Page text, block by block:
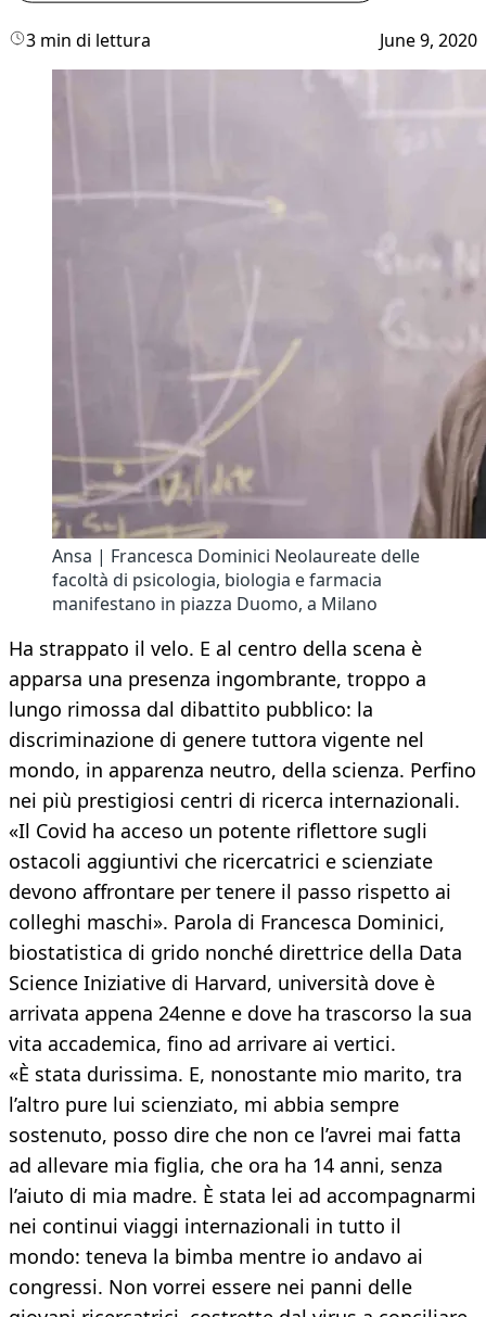
3 min di lettura June 9, 2020
Ansa | Francesca Dominici Neolaureate delle
facoltà di psicologia, biologia e farmacia
manifestano in piazza Duomo, a Milano
Ha strappato il velo. E al centro della scena è
apparsa una presenza ingombrante, troppo a
lungo rimossa dal dibattito pubblico: la
discriminazione di genere tuttora vigente nel
mondo, in apparenza neutro, della scienza. Perfino
nei più prestigiosi centri di ricerca internazionali.
«Il Covid ha acceso un potente riflettore sugli
ostacoli aggiuntivi che ricercatrici e scienziate
devono affrontare per tenere il passo rispetto ai
colleghi maschi». Parola di Francesca Dominici,
biostatistica di grido nonché direttrice della Data
Science Iniziative di Harvard, università dove è
arrivata appena 24enne e dove ha trascorso la sua
vita accademica, fino ad arrivare ai vertici.
«È stata durissima. E, nonostante mio marito, tra
l’altro pure lui scienziato, mi abbia sempre
sostenuto, posso dire che non ce l’avrei mai fatta
ad allevare mia figlia, che ora ha 14 anni, senza
l’aiuto di mia madre. È stata lei ad accompagnarmi
nei continui viaggi internazionali in tutto il
mondo: teneva la bimba mentre io andavo ai
congressi. Non vorrei essere nei panni delle